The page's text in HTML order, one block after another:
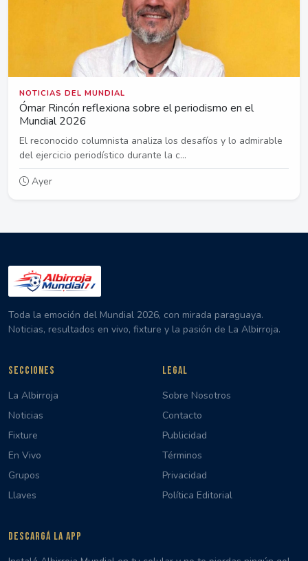
NOTICIAS DEL MUNDIAL
Ómar Rincón reflexiona sobre el periodismo en el
Mundial 2026
El reconocido columnista analiza los desafíos y lo admirable
del ejercicio periodístico durante la c...
Ayer
Toda la emoción del Mundial 2026, con mirada paraguaya.
Noticias, resultados en vivo, fixture y la pasión de La Albirroja.
SECCIONES
La Albirroja
Noticias
Fixture
En Vivo
Grupos
Llaves
LEGAL
Sobre Nosotros
Contacto
Publicidad
Términos
Privacidad
Política Editorial
DESCARGÁ LA APP